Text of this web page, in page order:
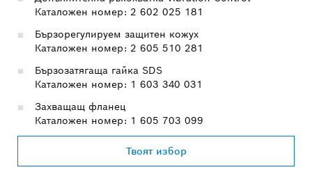
Каталожен номер: 2 602 025 181
Бързорегулируем защитен кожух
Каталожен номер: 2 605 510 281
Бързозатягаща гайка SDS
Каталожен номер: 1 603 340 031
Захващащ фланец
Каталожен номер: 1 605 703 099
Твоят избор